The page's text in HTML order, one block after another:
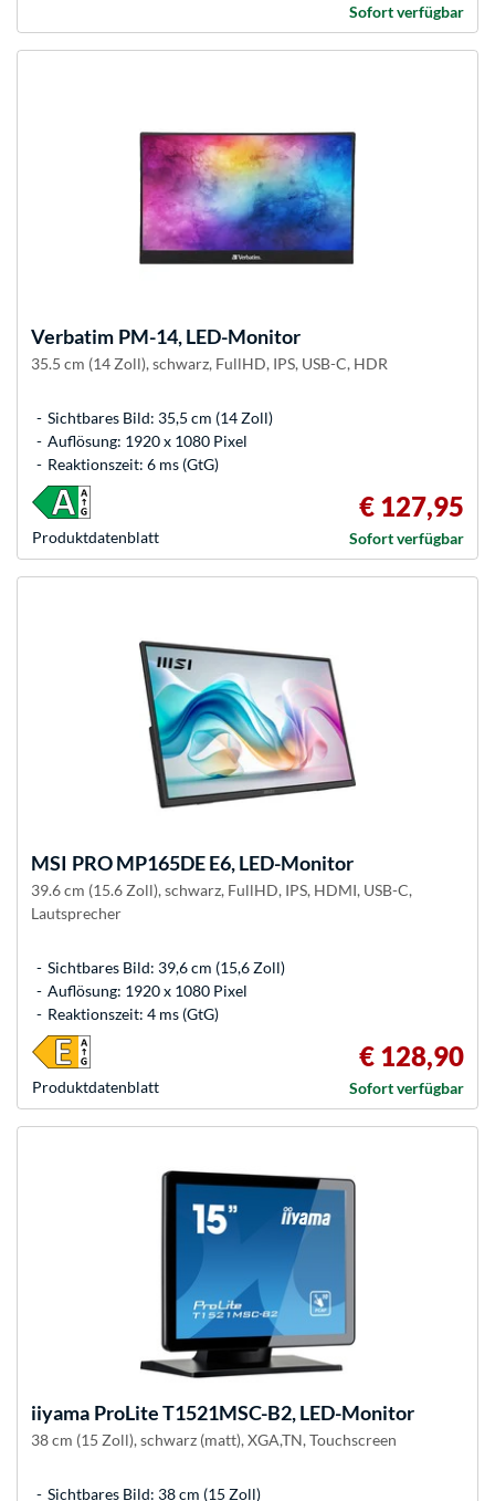
Sofort verfügbar
Verbatim PM-14, LED-Monitor
35.5 cm (14 Zoll), schwarz, FullHD, IPS, USB-C, HDR
Sichtbares Bild: 35,5 cm (14 Zoll)
Auflösung: 1920 x 1080 Pixel
Reaktionszeit: 6 ms (GtG)
Produkt­datenblatt
€ 127,95
Sofort verfügbar
MSI PRO MP165DE E6, LED-Monitor
39.6 cm (15.6 Zoll), schwarz, FullHD, IPS, HDMI, USB-C,
Lautsprecher
Sichtbares Bild: 39,6 cm (15,6 Zoll)
Auflösung: 1920 x 1080 Pixel
Reaktionszeit: 4 ms (GtG)
Produkt­datenblatt
€ 128,90
Sofort verfügbar
iiyama ProLite T1521MSC-B2, LED-Monitor
38 cm (15 Zoll), schwarz (matt), XGA,TN, Touchscreen
Sichtbares Bild: 38 cm (15 Zoll)